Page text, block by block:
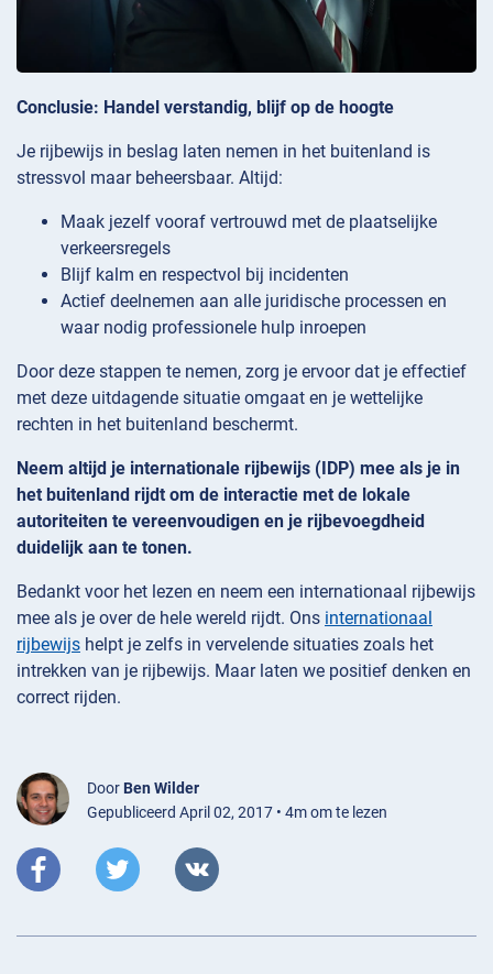
Conclusie: Handel verstandig, blijf op de hoogte
Je rijbewijs in beslag laten nemen in het buitenland is
stressvol maar beheersbaar. Altijd:
Maak jezelf vooraf vertrouwd met de plaatselijke
verkeersregels
Blijf kalm en respectvol bij incidenten
Actief deelnemen aan alle juridische processen en
waar nodig professionele hulp inroepen
Door deze stappen te nemen, zorg je ervoor dat je effectief
met deze uitdagende situatie omgaat en je wettelijke
rechten in het buitenland beschermt.
Neem altijd je internationale rijbewijs (IDP) mee als je in
het buitenland rijdt om de interactie met de lokale
autoriteiten te vereenvoudigen en je rijbevoegdheid
duidelijk aan te tonen.
Bedankt voor het lezen en neem een internationaal rijbewijs
mee als je over de hele wereld rijdt. Ons internationaal
rijbewijs helpt je zelfs in vervelende situaties zoals het
intrekken van je rijbewijs. Maar laten we positief denken en
correct rijden.
Door Ben Wilder
Gepubliceerd April 02, 2017 • 4m om te lezen